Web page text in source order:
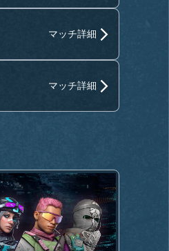
マッチ詳細
マッチ詳細